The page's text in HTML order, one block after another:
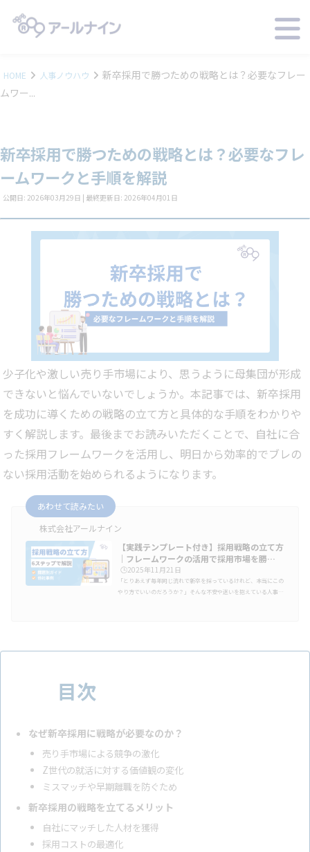
HOME 人事ノウハウ
新卒採用で勝つための戦略とは？必要なフレー
ムワー...
新卒採用で勝つための戦略とは？必要なフレ
ームワークと手順を解説
公開日: 2026年03月29日 | 最終更新日: 2026年04月01日
少子化や激しい売り手市場により、思うように母集団が形成
できないと悩んでいないでしょうか。本記事では、新卒採用
を成功に導くための戦略の立て方と具体的な手順をわかりや
すく解説します。最後までお読みいただくことで、自社に合
った採用フレームワークを活用し、明日から効率的でブレの
ない採用活動を始められるようになります。
あわせて読みたい
株式会社アールナイン
【実践テンプレート付き】採用戦略の立て方
｜フレームワークの活用で採用市場を勝…
🕒️2025年11月21日
「とりあえず毎年同じ流れで新卒を採っているけれど、本当にこの
やり方でいいのだろうか？」そんな不安や迷いを抱えている人事責
目次
なぜ新卒採用に戦略が必要なのか？
売り手市場による競争の激化
Z世代の就活に対する価値観の変化
ミスマッチや早期離職を防ぐため
新卒採用の戦略を立てるメリット
自社にマッチした人材を獲得
採用コストの最適化